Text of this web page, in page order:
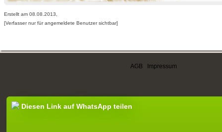
Erstellt am 08.08.2013,
[Verfasser nur für angemeldete Benutzer sichtbar]
AGB Impressum
Diesen Link auf WhatsApp teilen